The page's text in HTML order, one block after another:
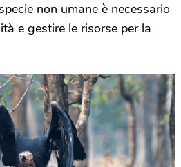
non umane è necessario
e gestire le risorse per la